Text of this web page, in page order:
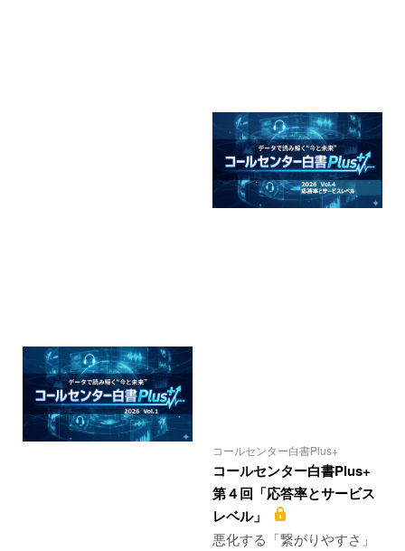
コールセンター白書Plus+
コールセンター白書Plus+
第４回「応答率とサービス
レベル」
悪化する「繋がりやすさ」